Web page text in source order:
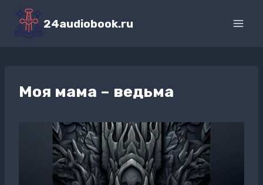
Перейти
содержимому
24audiobook.ru
Моя мама – ведьма